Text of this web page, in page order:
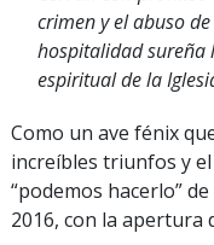
crimen y el abuso
hospitalidad sureña
espiritual de la
Como un ave fénix
increíbles triunfos y
“podemos hacerlo”
2016, con la apertura